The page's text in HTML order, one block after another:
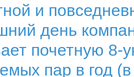
и
день
почетную 8-
пар в год